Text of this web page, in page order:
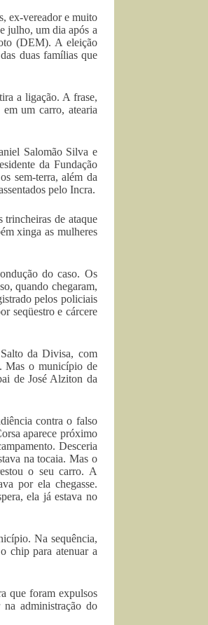
ex-vereador e muito
julho, um dia após a
(DEM). A eleição
duas famílias que
a ligação. A frase,
um carro, atearia
Salomão Silva e
da Fundação
sem-terra, além da
pelo Incra.
de ataque
xinga as mulheres
do caso. Os
quando chegaram,
pelos policiais
seqüestro e cárcere
da Divisa, com
Mas o município de
de José Alziton da
contra o falso
aparece próximo
Desceria
na tocaia. Mas o
o seu carro. A
por ela chegasse.
ela já estava no
Na sequência,
chip para atenuar a
que foram expulsos
administração do